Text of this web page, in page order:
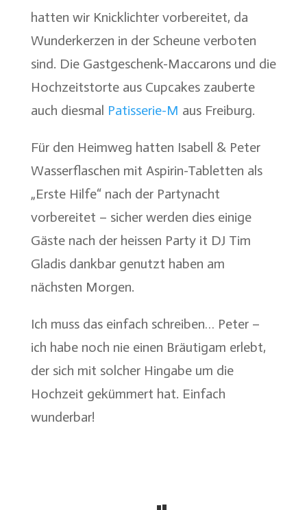
hatten wir Knicklichter vorbereitet, da
Wunderkerzen in der Scheune verboten
sind. Die Gastgeschenk-Maccarons und die
Hochzeitstorte aus Cupcakes zauberte
auch diesmal Patisserie-M aus Freiburg.
Für den Heimweg hatten Isabell & Peter
Wasserflaschen mit Aspirin-Tabletten als
„Erste Hilfe“ nach der Partynacht
vorbereitet – sicher werden dies einige
Gäste nach der heissen Party it DJ Tim
Gladis dankbar genutzt haben am
nächsten Morgen.
Ich muss das einfach schreiben… Peter –
ich habe noch nie einen Bräutigam erlebt,
der sich mit solcher Hingabe um die
Hochzeit gekümmert hat. Einfach
wunderbar!